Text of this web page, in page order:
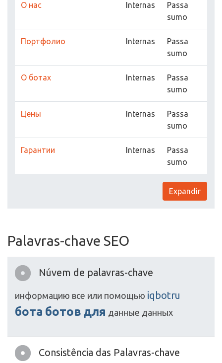
О нас Internas
Passa
sumo
Портфолио Internas
Passa
sumo
О ботах Internas
Passa
sumo
Цены Internas
Passa
sumo
Гарантии Internas
Passa
sumo
Expandir
Palavras-chave SEO
Núvem de palavras-chave
информацию все или помощью iqbotru
бота ботов для данные данных
Consistência das Palavras-chave